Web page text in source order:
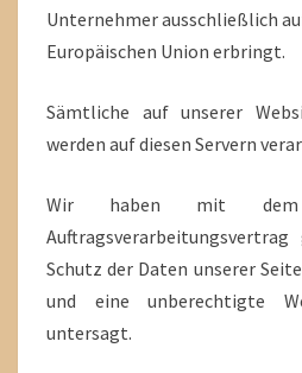
Unternehmer ausschließlich
Europäischen Union erbringt.
Sämtliche auf unserer
werden auf diesen Servern
Wir haben mit dem
Schutz der Daten unserer
und eine unberechtigte
untersagt.